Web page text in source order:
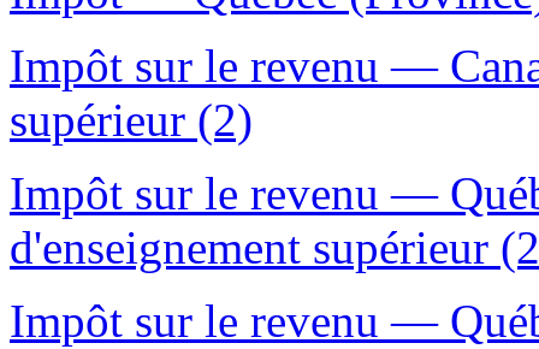
Impôt sur le revenu —
supérieur (2)
Impôt sur le revenu —
d'enseignement supérieur
Impôt sur le revenu —